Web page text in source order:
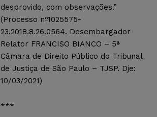
desprovido, com observações.”
(Processo nº1025575-
23.2018.8.26.0564. Desembargador
Relator FRANCISO BIANCO – 5ª
Câmara de Direito Público do Tribunal
de Justiça de São Paulo – TJSP. Dje:
10/03/2021)
***